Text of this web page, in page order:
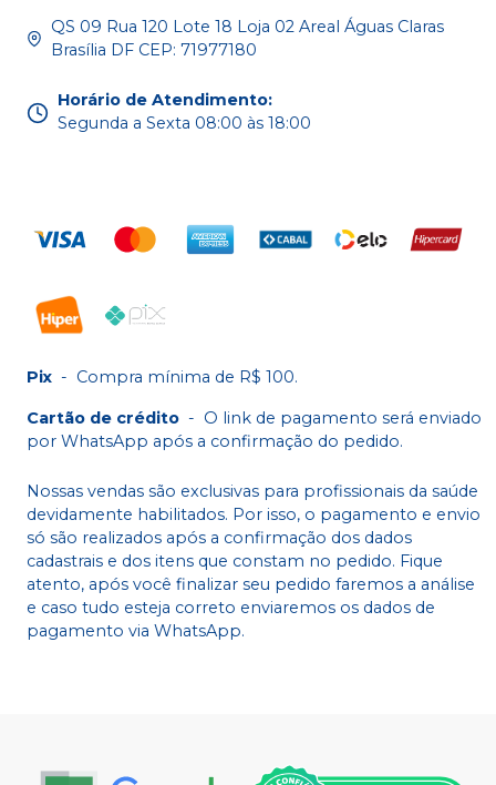
QS 09 Rua 120 Lote 18 Loja 02 Areal Águas Claras
Brasília DF CEP: 71977180
Horário de Atendimento:
Segunda a Sexta 08:00 às 18:00
Pix - Compra mínima de R$ 100.
Cartão de crédito - O link de pagamento será enviado
por WhatsApp após a confirmação do pedido.
Nossas vendas são exclusivas para profissionais da saúde
devidamente habilitados. Por isso, o pagamento e envio
só são realizados após a confirmação dos dados
cadastrais e dos itens que constam no pedido. Fique
atento, após você finalizar seu pedido faremos a análise
e caso tudo esteja correto enviaremos os dados de
pagamento via WhatsApp.